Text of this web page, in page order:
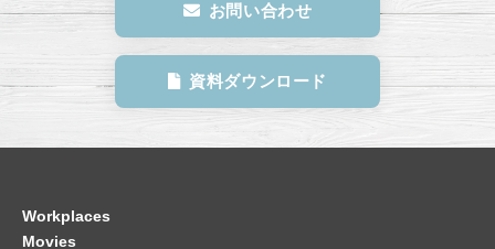
お問い合わせ
資料ダウンロード
Workplaces
Movies